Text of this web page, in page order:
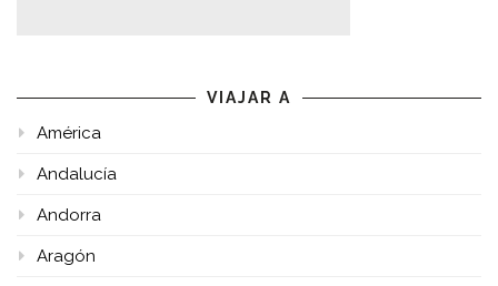
VIAJAR A
América
Andalucía
Andorra
Aragón